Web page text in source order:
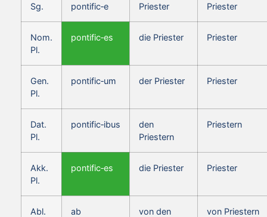
Sg.
pontific‑e
Priester
Priester
Nom.
Pl.
pontific‑es die Priester Priester
Gen.
Pl.
pontific‑um der Priester Priester
Dat.
Pl.
pontific‑ibus
den
Priestern
Priestern
Akk.
Pl.
pontific‑es die Priester Priester
Abl.
ab
von den
von Priestern